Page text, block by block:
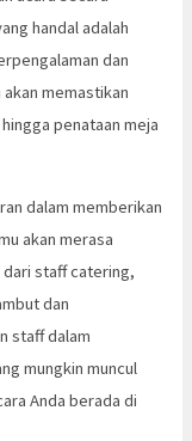
handal adalah
dan
memastikan
penataan meja
dalam memberikan
akan merasa
dari staff catering,
dan
staff dalam
mungkin muncul
Anda berada di